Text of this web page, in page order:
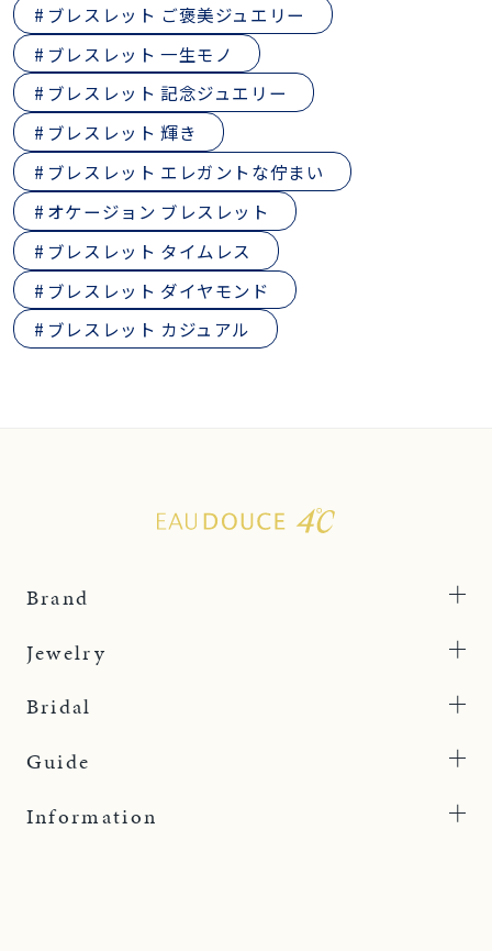
ブレスレット ご褒美ジュエリー
ブレスレット 一生モノ
ブレスレット 記念ジュエリー
ブレスレット 輝き
ブレスレット エレガントな佇まい
オケージョン ブレスレット
ブレスレット タイムレス
ブレスレット ダイヤモンド
ブレスレット カジュアル
Brand
Jewelry
Bridal
Guide
Information